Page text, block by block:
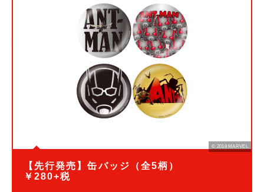
© 2018 MARVEL
【先行発売】缶バッジ（全5柄）
￥280+税